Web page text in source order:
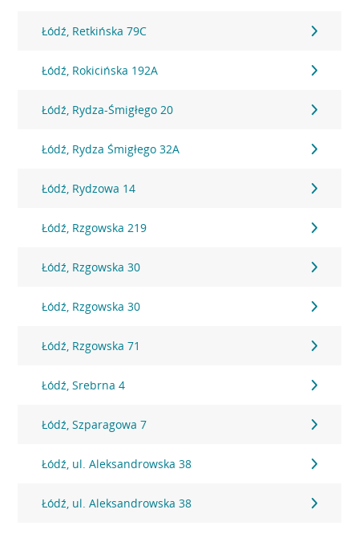
Łódź, Retkińska 79C
Łódź, Rokicińska 192A
Łódź, Rydza-Śmigłego 20
Łódź, Rydza Śmigłego 32A
Łódź, Rydzowa 14
Łódź, Rzgowska 219
Łódź, Rzgowska 30
Łódź, Rzgowska 30
Łódź, Rzgowska 71
Łódź, Srebrna 4
Łódź, Szparagowa 7
Łódź, ul. Aleksandrowska 38
Łódź, ul. Aleksandrowska 38